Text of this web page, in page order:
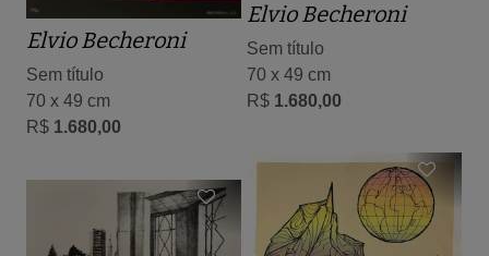
Elvio Becheroni
Sem título
70 x 49 cm
R$ 1.680,00
Elvio Becheroni
Sem título
70 x 49 cm
R$ 1.680,00